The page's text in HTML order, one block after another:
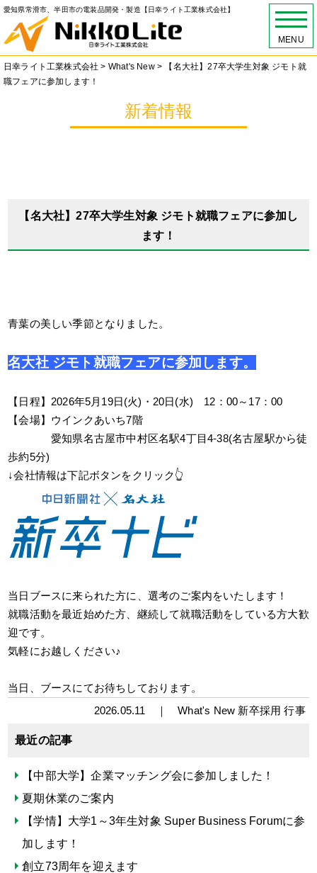
愛知県常滑市、半田市の電装品開発・製造【日幸ライト工業株式会社】
MENU
日幸ライト工業株式会社 > What's New>
【名大社】27卒大学生対象 ジモト就
職フェアに参加します！
新着情報
【名大社】27卒大学生対象 ジモト就職フェアに参加し
ます！
青葉の美しい季節となりました。
名大社 ジモト就職フェアに参加します。
【日程】2026年5月19日(火)・20日(水) 12：00～17：00
【会場】ウインクあいち7階
【会場】愛知県名古屋市中村区名駅4丁目4-38(名古屋駅から徒
歩約5分)
↓会社情報は下記ボタンをクリック👆
当日ブースに来られた方に、選考のご案内をいたします！
就職活動を最近始めた方、継続して就職活動をしている方大歓
迎です。
気軽にお越しください♪
当日、ブースにてお待ちしております。
2026.05.11 ｜What's New 新卒採用 行事
最近の記事
【中部大学】企業マッチング会に参加しました！
夏期休業のご案内
【学情】大学1～3年生対象 Super Business Forumに参
加します！
創立73周年を迎えます